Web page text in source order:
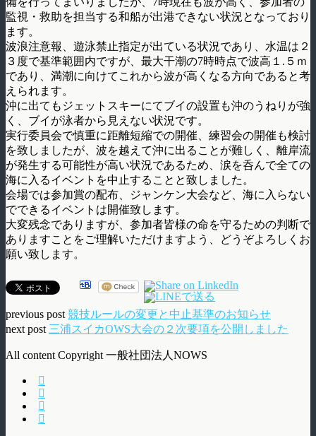
監視・救助を担当する和船が出港できない状況となっており
ます。
波浪注意報、遊泳禁止指定が出ている状況であり、水温は２
３度で基準範囲内ですが、最大干潮の7時時点で波高１.５ｍ
であり、満潮に向けてこれから波が高くなる方向であると考
えられます。
沖に出てもジェットスキーにてブイの設置も沖のうねりが強
く、ブイが泳者から見えない状況です。
実行委員会で慎重に距離短縮での開催、練習会の開催も検討
を致しましたが、波を越えて沖に出ることが難しく、離岸流
が発生する可能性が高い状況であるため、涙を呑んで全ての
海に入るイベントを中止することと致しました。
会場では参加賞の配布、ジャンケン大会など、海に入らない
でできるイベントは開催致します。
大変残念でありますが、参加者皆様の命を守るための判断で
ありますことをご理解いただけますよう、どうぞよろしくお
願い致します。
previous post 競技ルールの変更と中止基準のお知らせ
next post 三浦スイカOWS大会の２次要項を公開しました
All content Copyright 一般社団法人NOWS